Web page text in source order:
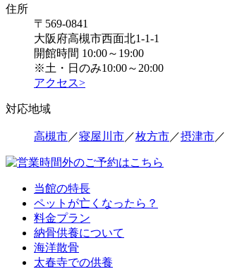
住所
〒569-0841
大阪府高槻市西面北1-1-1
開館時間 10:00～19:00
※土・日のみ10:00～20:00
アクセス>
対応地域
高槻市／寝屋川市／枚方市／摂津市／
当館の特長
ペットが亡くなったら？
料金プラン
納骨供養について
海洋散骨
太春寺での供養